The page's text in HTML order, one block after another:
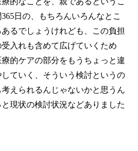
日の、もちろんいろんなとこ
るでしょうけれども、この負担
入れも含めて広げていくため
的ケアの部分をもうちょっと違
ていく、そういう検討というの
えられるんじゃないかと思うん
現状の検討状況などありました